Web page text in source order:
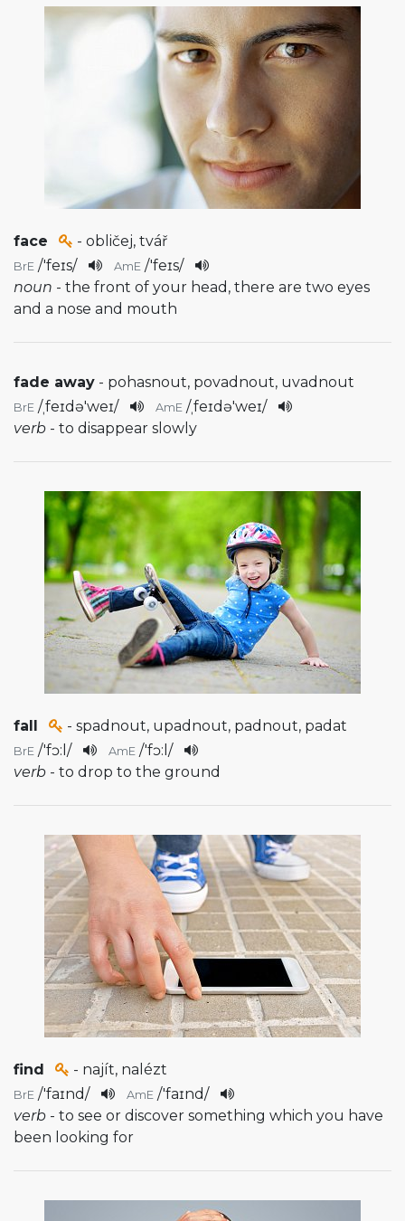
face - obličej, tvář
BrE /'feɪs/ AmE /'feɪs/
noun - the front of your head, there are two eyes
and a nose and mouth
fade away - pohasnout, povadnout, uvadnout
BrE /ˌfeɪdə'weɪ/ AmE /ˌfeɪdə'weɪ/
verb - to disappear slowly
fall - spadnout, upadnout, padnout, padat
BrE /'fɔ:l / AmE /'fɔ:l /
verb - to drop to the ground
find - najít, nalézt
BrE /'faɪnd/ AmE /'faɪnd/
verb - to see or discover something which you have
been looking for